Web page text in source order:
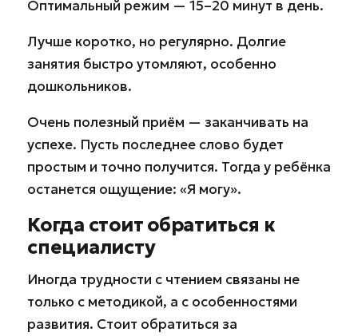
Оптимальный режим — 15–20 минут в день.
Лучше коротко, но регулярно. Долгие
занятия быстро утомляют, особенно
дошкольников.
Очень полезный приём — заканчивать на
успехе. Пусть последнее слово будет
простым и точно получится. Тогда у ребёнка
останется ощущение: «Я могу».
Когда стоит обратиться к
специалисту
Иногда трудности с чтением связаны не
только с методикой, а с особенностями
развития. Стоит обратиться за